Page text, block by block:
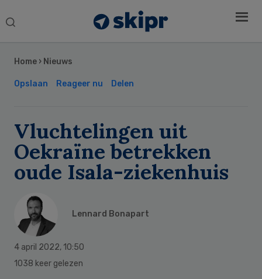
Search
Home › Nieuws
Opslaan Reageer nu Delen
Vluchtelingen uit
Oekraïne betrekken
oude Isala-ziekenhuis
Lennard Bonapart
4 april 2022, 10:50
1038 keer gelezen
Sidebar